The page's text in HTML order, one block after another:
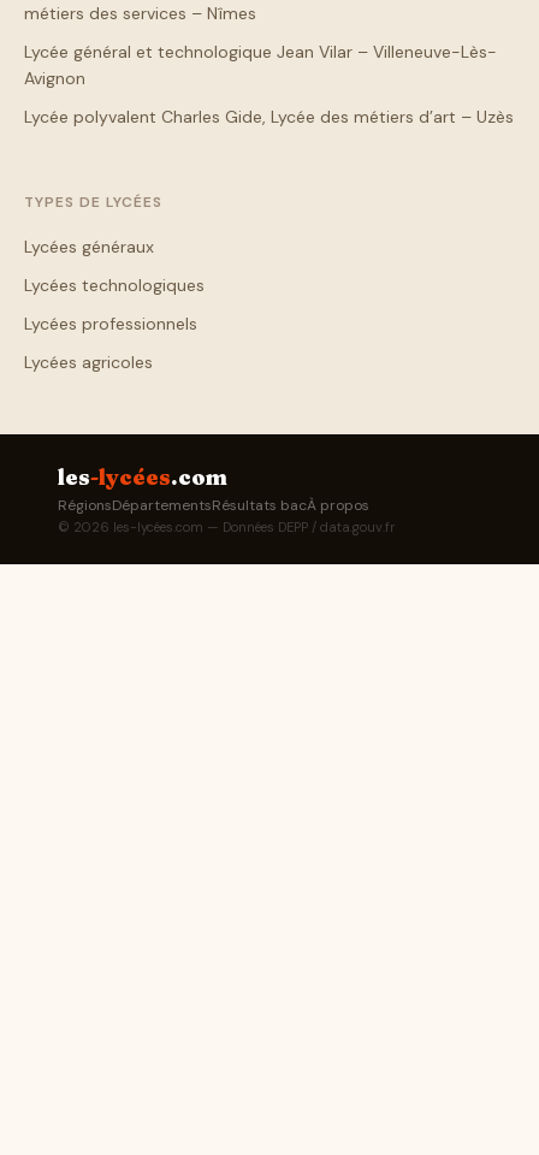
métiers des services – Nîmes
Lycée général et technologique Jean Vilar – Villeneuve-Lès-
Avignon
Lycée polyvalent Charles Gide, Lycée des métiers d’art – Uzès
TYPES DE LYCÉES
Lycées généraux
Lycées technologiques
Lycées professionnels
Lycées agricoles
les-lycées.com
RégionsDépartementsRésultats bacÀ propos
© 2026 les-lycées.com — Données DEPP / data.gouv.fr